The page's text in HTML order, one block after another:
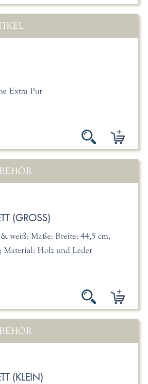
Extra Pur
(GROSS)
weiß; Maße: Breite: 44,5 cm,
Material: Holz und Leder
(KLEIN)